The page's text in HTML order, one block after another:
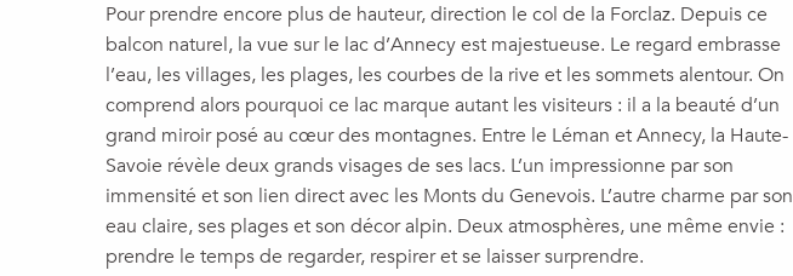
Pour prendre encore plus de hauteur, direction le col de la Forclaz. Depuis ce
balcon naturel, la vue sur le lac d’Annecy est majestueuse. Le regard embrasse
l’eau, les villages, les plages, les courbes de la rive et les sommets alentour. On
comprend alors pourquoi ce lac marque autant les visiteurs : il a la beauté d’un
grand miroir posé au cœur des montagnes. Entre le Léman et Annecy, la Haute-
Savoie révèle deux grands visages de ses lacs. L’un impressionne par son
immensité et son lien direct avec les Monts du Genevois. L’autre charme par son
eau claire, ses plages et son décor alpin. Deux atmosphères, une même envie :
prendre le temps de regarder, respirer et se laisser surprendre.